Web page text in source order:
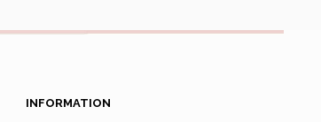
INFORMATION